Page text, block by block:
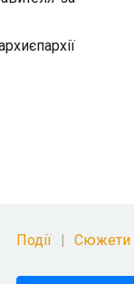
Події Сюжети